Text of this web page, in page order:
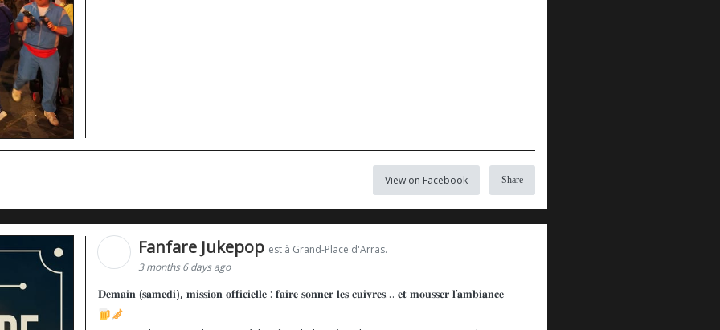
View on Facebook Share
Fanfare Jukepop est à Grand-Place d'Arras.
3 months 6 days ago
𝐃𝐞𝐦𝐚𝐢𝐧 (𝐬𝐚𝐦𝐞𝐝𝐢), 𝐦𝐢𝐬𝐬𝐢𝐨𝐧 𝐨𝐟𝐟𝐢𝐜𝐢𝐞𝐥𝐥𝐞 : 𝐟𝐚𝐢𝐫𝐞 𝐬𝐨𝐧𝐧𝐞𝐫 𝐥𝐞𝐬 𝐜𝐮𝐢𝐯𝐫𝐞𝐬… 𝐞𝐭 𝐦𝐨𝐮𝐬𝐬𝐞𝐫 𝐥’𝐚𝐦𝐛𝐢𝐚𝐧𝐜𝐞